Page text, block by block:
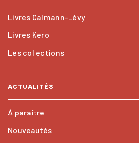
Livres Calmann-Lévy
Livres Kero
Les collections
ACTUALITÉS
À paraître
Nouveautés